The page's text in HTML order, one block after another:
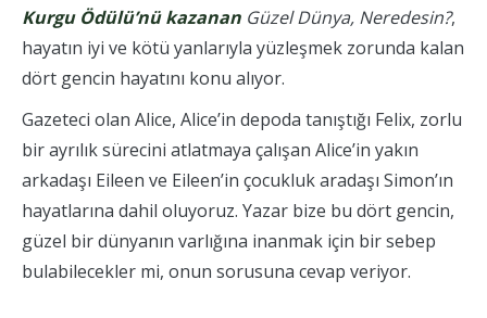
Kurgu Ödülü’nü kazanan Güzel Dünya, Neredesin?,
hayatın iyi ve kötü yanlarıyla yüzleşmek zorunda kalan
dört gencin hayatını konu alıyor.
Gazeteci olan Alice, Alice’in depoda tanıştığı Felix, zorlu
bir ayrılık sürecini atlatmaya çalışan Alice’in yakın
arkadaşı Eileen ve Eileen’in çocukluk aradaşı Simon’ın
hayatlarına dahil oluyoruz. Yazar bize bu dört gencin,
güzel bir dünyanın varlığına inanmak için bir sebep
bulabilecekler mi, onun sorusuna cevap veriyor.